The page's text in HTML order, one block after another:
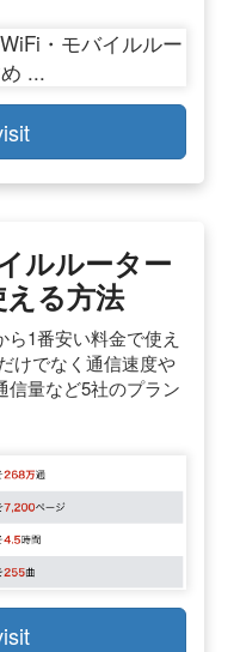
ルルーター
る方法
1番安い料金で使え
けでなく通信速度や
信量など5社のプラン